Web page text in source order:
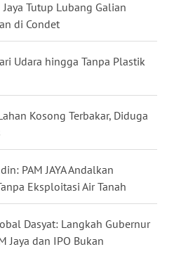
Tutup Lubang Galian
di Condet
Udara hingga Tanpa Plastik
Kosong Terbakar, Diduga
PAM JAYA Andalkan
Eksploitasi Air Tanah
Dasyat: Langkah Gubernur
Jaya dan IPO Bukan